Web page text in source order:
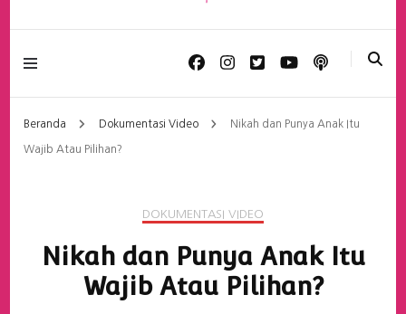
Yayasan Kesehatan
Perempuan
Beranda Dokumentasi Video Nikah dan Punya Anak Itu
Wajib Atau Pilihan?
DOKUMENTASI VIDEO
Nikah dan Punya Anak Itu
Wajib Atau Pilihan?